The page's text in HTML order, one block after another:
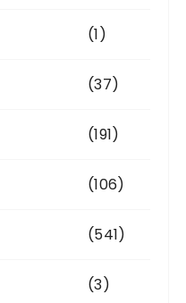
(1)
(37)
(191)
(106)
(541)
(3)